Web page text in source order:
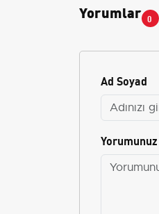
Yorumlar 0
Ad Soyad
Yorumunuz